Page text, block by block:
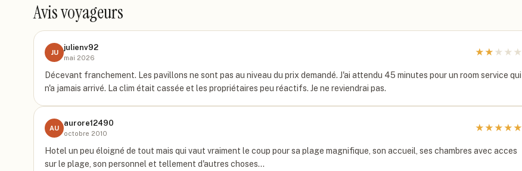
Avis voyageurs
JU
julienv92
mai 2026
★★ ★ ★ ★
Décevant franchement. Les pavillons ne sont pas au niveau du prix demandé. J'ai attendu 45 minutes pour un room service qui
n'a jamais arrivé. La clim était cassée et les propriétaires peu réactifs. Je ne reviendrai pas.
AU
aurore12490
octobre 2010
★★★★★
Hotel un peu éloigné de tout mais qui vaut vraiment le coup pour sa plage magnifique, son accueil, ses chambres avec acces
sur le plage, son personnel et tellement d'autres choses...